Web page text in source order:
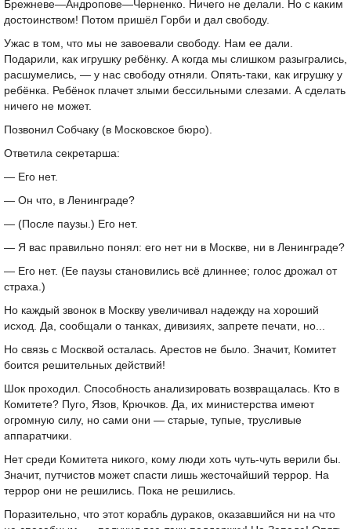
Брежневе—Андропове—Черненко. Ничего не делали. Но с каким
достоинством! Потом пришёл Горби и дал свободу.
Ужас в том, что мы не завоевали свободу. Нам ее дали.
Подарили, как игрушку ребёнку. А когда мы слишком разыгрались,
расшумелись, — у нас свободу отняли. Опять-таки, как игрушку у
ребёнка. Ребёнок плачет злыми бессильными слезами. А сделать
ничего не может.
Позвонил Собчаку (в Московское бюро).
Ответила секретарша:
— Его нет.
— Он что, в Ленинграде?
— (После паузы.) Его нет.
— Я вас правильно понял: его нет ни в Москве, ни в Ленинграде?
— Его нет. (Ее паузы становились всё длиннее; голос дрожал от
страха.)
Но каждый звонок в Москву увеличивал надежду на хороший
исход. Да, сообщали о танках, дивизиях, запрете печати, но...
Но связь с Москвой осталась. Арестов не было. Значит, Комитет
боится решительных действий!
Шок проходил. Способность анализировать возвращалась. Кто в
Комитете? Пуго, Язов, Крючков. Да, их министерства имеют
огромную силу, но сами они — старые, тупые, трусливые
аппаратчики.
Нет среди Комитета никого, кому люди хоть чуть-чуть верили бы.
Значит, путчистов может спасти лишь жесточайший террор. На
террор они не решились. Пока не решились.
Поразительно, что этот корабль дураков, оказавшийся ни на что